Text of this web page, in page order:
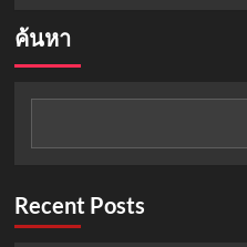
นิว
เซิ่ล
นี้!
ค้นหา
Recent Posts